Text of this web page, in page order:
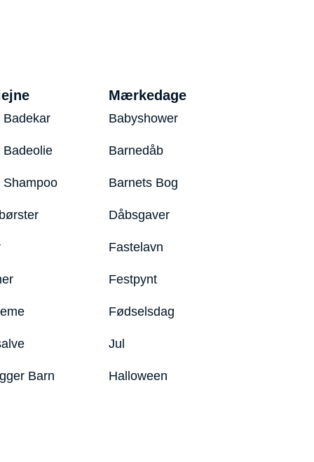
Badekar
Badeolie
Shampoo
Barn
Mærkedage
Babyshower
Barnedåb
Barnets Bog
Dåbsgaver
Fastelavn
Festpynt
Fødselsdag
Jul
Halloween